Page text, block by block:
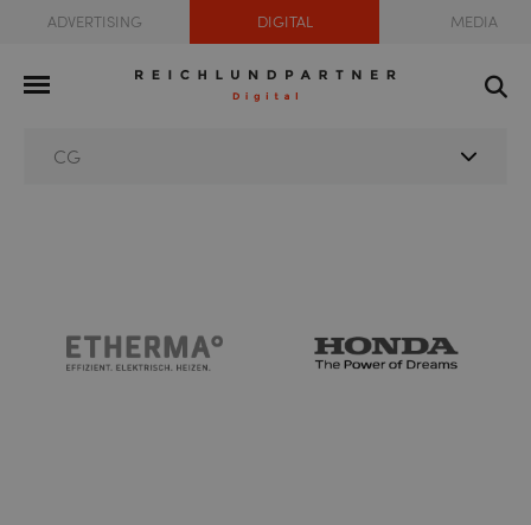
ADVERTISING DIGITAL MEDIA
CG